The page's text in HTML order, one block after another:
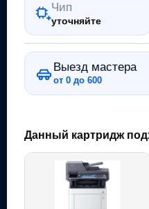
Чип
уточняйте
Выезд мастера
от 0 до 600
Данный картридж